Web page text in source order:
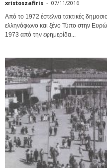
xristoszafiris - 07/11/2016
Από το 1972 έστελνα τακτικές
ελληνόφωνο και ξένο Τύπο στην
1973 από την εφημερίδα...